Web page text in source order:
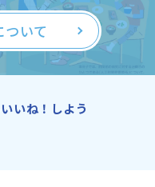
いて
いね！しよう